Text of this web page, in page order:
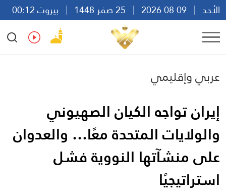
الأحد
بيروت 00:12
Ar
En Fr Es
عربي وإقليمي
إيران تواجه الكيان الصهيوني
والولايات المتحدة معًا… والعدوان
على منشآتها النووية فشل
استراتيجيًا